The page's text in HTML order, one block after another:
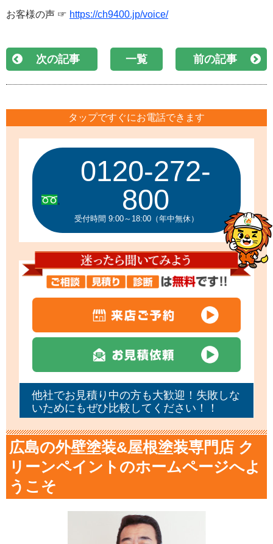
お客様の声 ☞ https://ch9400.jp/voice/
次の記事 一覧 前の記事
タップですぐにお電話できます
0120-272-
800
受付時間 9:00～18:00（年中無休）
他社でお見積り中の方も大歓迎！失敗しな
いためにもぜひ比較してください！！
広島の外壁塗装&屋根塗装専門店 ク
リーンペイントのホームページへよ
うこそ